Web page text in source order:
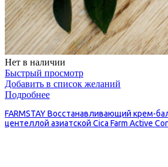
Нет в наличии
Быстрый просмотр
Добавить в список желаний
Подробнее
FARMSTAY Восстанавливающий крем-
центеллой азиатской Cica Farm Active